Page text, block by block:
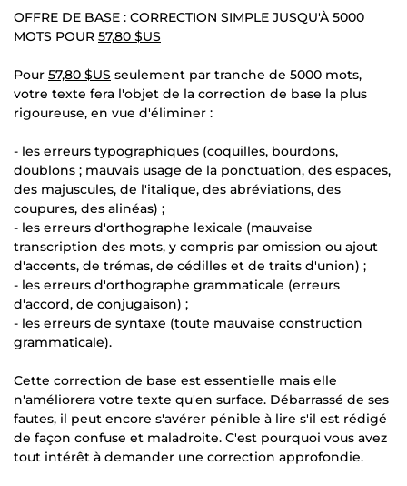
OFFRE DE BASE : CORRECTION SIMPLE JUSQU'À 5000
MOTS POUR 57,80 $US
Pour 57,80 $US seulement par tranche de 5000 mots,
votre texte fera l'objet de la correction de base la plus
rigoureuse, en vue d'éliminer :
- les erreurs typographiques (coquilles, bourdons,
doublons ; mauvais usage de la ponctuation, des espaces,
des majuscules, de l'italique, des abréviations, des
coupures, des alinéas) ;
- les erreurs d'orthographe lexicale (mauvaise
transcription des mots, y compris par omission ou ajout
d'accents, de trémas, de cédilles et de traits d'union) ;
- les erreurs d'orthographe grammaticale (erreurs
d'accord, de conjugaison) ;
- les erreurs de syntaxe (toute mauvaise construction
grammaticale).
Cette correction de base est essentielle mais elle
n'améliorera votre texte qu'en surface. Débarrassé de ses
fautes, il peut encore s'avérer pénible à lire s'il est rédigé
de façon confuse et maladroite. C'est pourquoi vous avez
tout intérêt à demander une correction approfondie.